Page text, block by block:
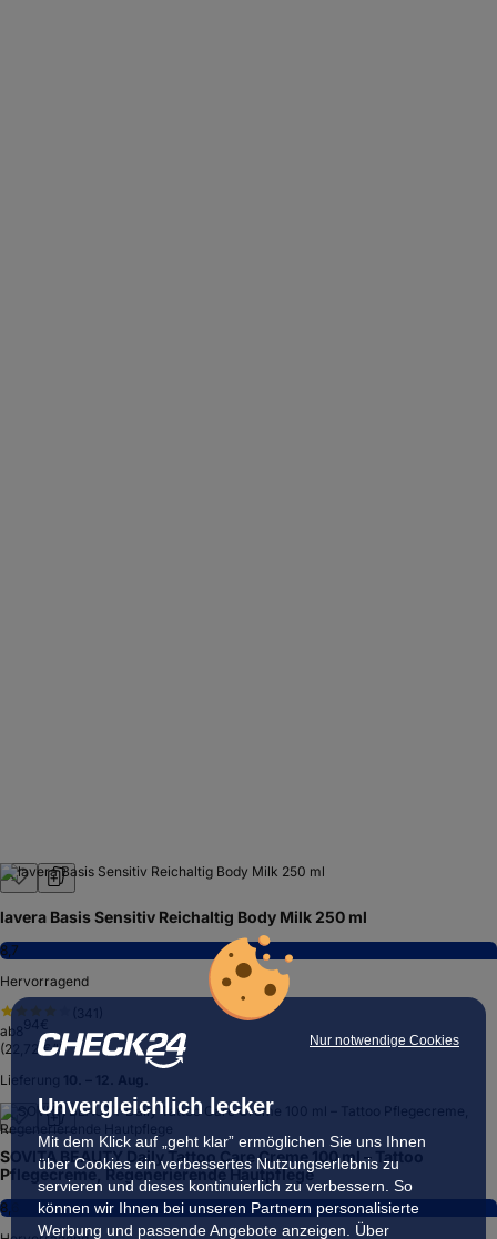
Nur notwendige Cookies
Unvergleichlich lecker
Mit dem Klick auf „geht klar” ermöglichen Sie uns Ihnen
über Cookies ein verbessertes Nutzungserlebnis zu
servieren und dieses kontinuierlich zu verbessern. So
können wir Ihnen bei unseren Partnern personalisierte
Werbung und passende Angebote anzeigen. Über
lavera Basis Sensitiv Reichaltig Body Milk 250 ml
8,7
Hervorragend
ab
(22,72 €/l)
Lieferung
SOVITA BEAUTY Daily Tattoo Care Creme 100 ml – Tattoo
Pflegecreme, Regenerierende Hautpflege
8,6